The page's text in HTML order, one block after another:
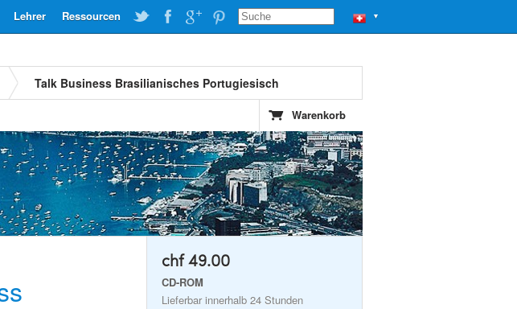
▼
Ressourcen
Lehrer
Talk Business Brasilianisches Portugiesisch
Warenkorb
chf 49.00
CD-ROM
Lieferbar innerhalb 24 Stunden